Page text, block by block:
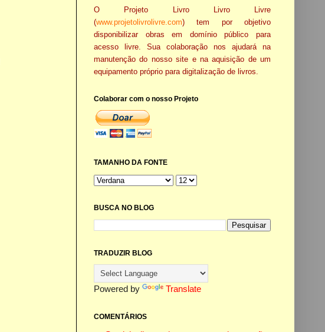
O Projeto Livro Livro Livre
(www.projetolivrolivre.com) tem por objetivo
disponibilizar obras em domínio público para
acesso livre. Sua colaboração nos ajudará na
manutenção do nosso site e na aquisição de um
equipamento próprio para digitalização de livros.
Colaborar com o nosso Projeto
TAMANHO DA FONTE
BUSCA NO BLOG
TRADUZIR BLOG
Powered by Translate
COMENTÁRIOS